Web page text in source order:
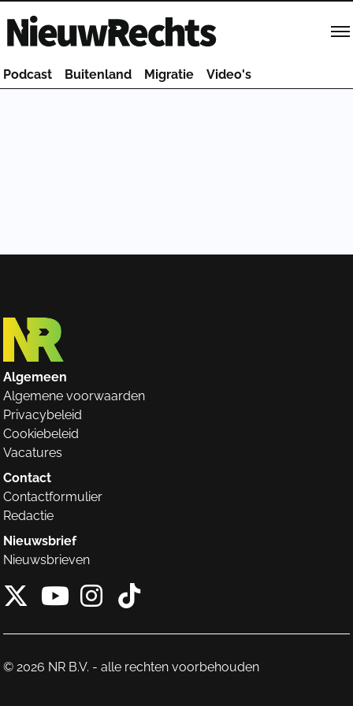
Homepage van NieuwRechts
Podcast Buitenland Migratie Video's
Algemeen
Algemene voorwaarden
Privacybeleid
Cookiebeleid
Vacatures
Contact
Contactformulier
Redactie
Nieuwsbrief
Nieuwsbrieven
X van NieuwRechts
Instagram van
Tiktok van
© 2026 NR B.V. - alle rechten voorbehouden